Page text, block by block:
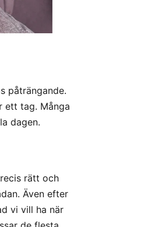
påträngande.
ett tag. Många
dagen.
rätt och
Även efter
vi vill ha när